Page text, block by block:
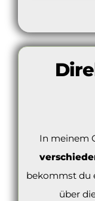
In meinem
bekommst du
über